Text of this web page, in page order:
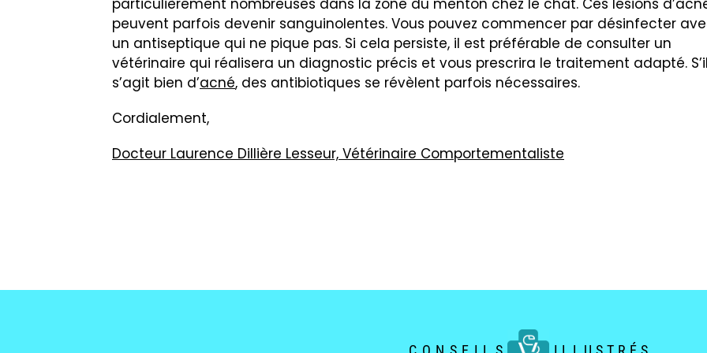
particulièrement nombreuses dans la zone du menton chez le chat. Ces lésions
peuvent parfois devenir sanguinolentes. Vous pouvez commencer par désinfecter
un antiseptique qui ne pique pas. Si cela persiste, il est préférable de consulter un
vétérinaire qui réalisera un diagnostic précis et vous prescrira le traitement adapté. S’il
s’agit bien d’acné, des antibiotiques se révèlent parfois nécessaires.
Cordialement,
Docteur Laurence Dillière Lesseur, Vétérinaire Comportementaliste